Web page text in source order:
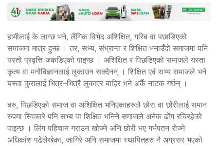
हामीलाई के लाग्छ भने, लैंगिक विभेद अशिक्षित, गरिब वा पछाडिएको
समाजमा मात्र हुन्छ । तर, सभ्य, संभ्रान्त र शिक्षित भनाउँदो समाजमा पनि
यस्तो प्रवृत्ति जकडिएको पाइन्छ । अशिक्षित र पिछडिएको समाजले यस्ता
कृत्य वा मनोविज्ञानलाई लुकाउन सक्दैनन् । शिक्षित एवं सभ्य समाजले भने
यस्ता कुरालाई भित्र–भित्रै लुकाएर बाहिर भने अर्कै नाटक गर्छन् ।
बरु, पिछडिएको समाज वा अशिक्षित भनिएकाहरुले छोरा वा छोरीलाई समान
रुपमा स्विकारे पनि सभ्य वा शिक्षित भनिने समाजले अनेक ढोंग रचिरहेको
पाइन्छ । लिंग पहिचान गराउन खोज्ने अनि छोरी भए गर्भपतन रोज्ने
अधिकांश पढेलेखेका, जागिरे अनि समाजमा स्थापितहरु नै अग्रसर भएको